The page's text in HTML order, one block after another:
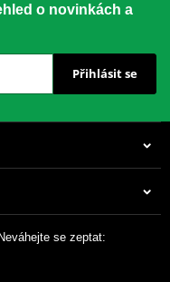
o novinkách a
Přihlásit se
se zeptat: